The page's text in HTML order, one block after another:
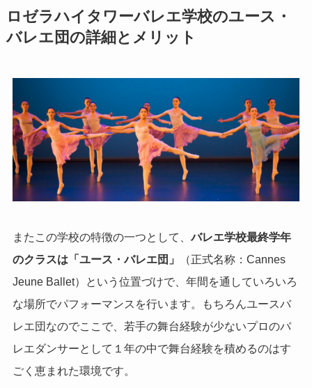
ロゼラハイタワーバレエ学校のユース・
バレエ団の詳細とメリット
またこの学校の特徴の一つとして、バレエ学校最終学年
のクラスは「ユース・バレエ団」
（正式名称：Cannes
Jeune Ballet）という位置づけで、年間を通していろいろ
な場所でパフォーマンスを行います。もちろんユースバ
レエ団なのでここで、若手の舞台経験が少ないプロのバ
レエダンサーとして１年の中で舞台経験を積めるのはす
ごく恵まれた環境です。